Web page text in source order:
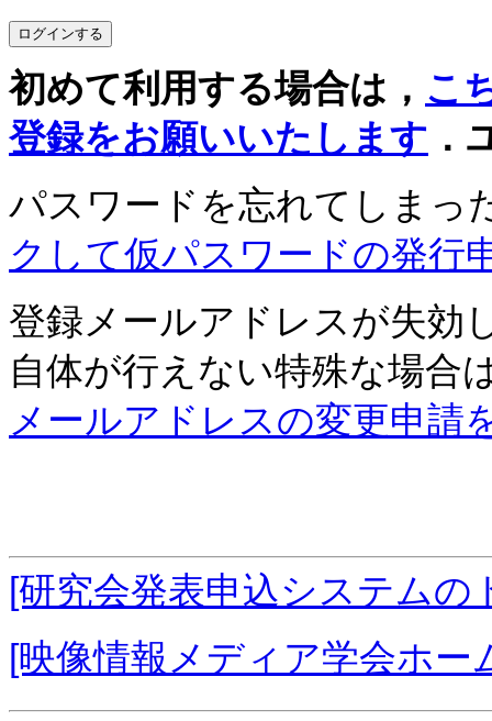
初めて利用する場合は， こ
登録をお願いいたします ．
パスワードを忘れてしまっ
クして仮パスワードの発行
登録メールアドレスが失効
自体が行えない特殊な場合
メールアドレスの変更申請
[研究会発表申込システム
[映像情報メディア学会ホー